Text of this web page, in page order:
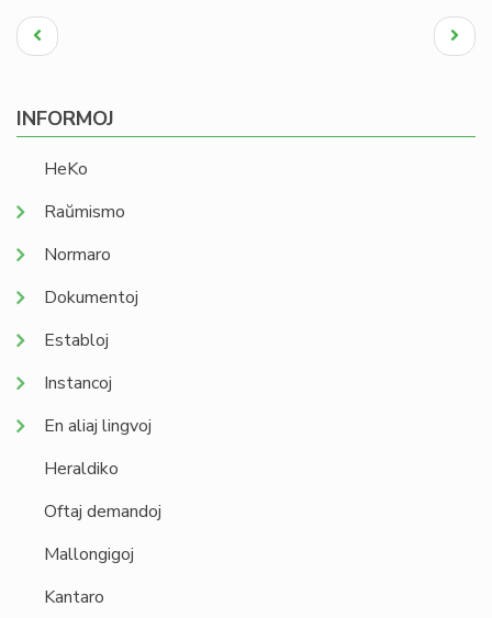
Pagination
Antaŭa
paĝo
Next
page
INFORMOJ
HeKo
Raŭmismo
Normaro
Dokumentoj
Establoj
Instancoj
En aliaj lingvoj
Heraldiko
Oftaj demandoj
Mallongigoj
Kantaro